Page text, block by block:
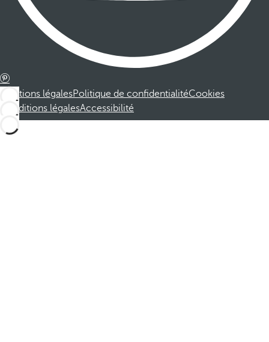
Mentions légalesPolitique de confidentialitéCookies
Conditions légalesAccessibilité